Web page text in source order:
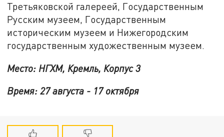
Третьяковской галереей, Государственным
Русским музеем, Государственным
историческим музеем и Нижегородским
государственным художественным музеем.
Место: НГХМ, Кремль, Корпус 3
Время: 27 августа - 17 октября